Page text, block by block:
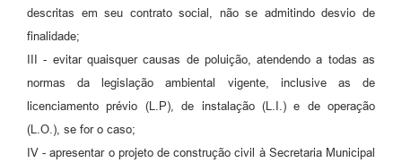
descritas em seu contrato social, não se admitindo desvio de
finalidade;
III - evitar quaisquer causas de poluição, atendendo a todas as
normas da legislação ambiental vigente, inclusive as de
licenciamento prévio (L.P), de instalação (L.I.) e de operação
(L.O.), se for o caso;
IV - apresentar o projeto de construção civil à Secretaria Municipal